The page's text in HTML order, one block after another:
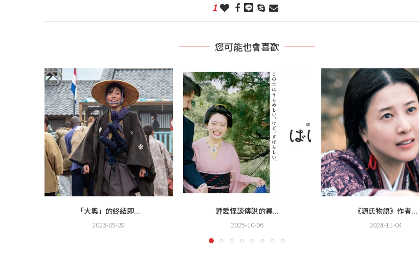
1
您可能也會喜歡
「大奧」的終結即...
2023-09-28
鍾愛怪談傳說的異...
2025-10-06
《源氏物語》作者...
2024-11-04